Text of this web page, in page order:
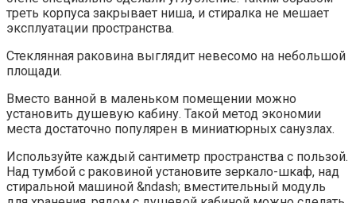
треть корпуса закрывает ниша, и стиралка не мешает
эксплуатации пространства.
Стеклянная раковина выглядит невесомо на небольшой
площади.
Вместо ванной в маленьком помещении можно
установить душевую кабину. Такой метод экономии
места достаточно популярен в миниатюрных санузлах.
Используйте каждый сантиметр пространства с пользой.
Над тумбой с раковиной установите зеркало-шкаф, над
стиральной машиной &ndash; вместительный модуль